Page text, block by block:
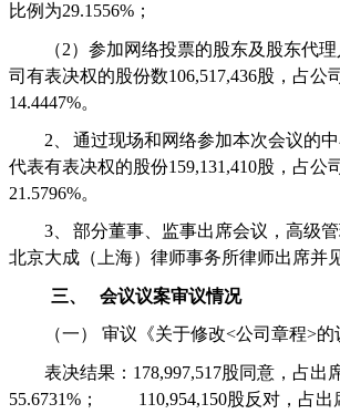
比例为29.1556% ；
（2）参加网络投票的股东及股东代
司有表决权的股份数106,517,436股，占公
14.4447%。
2、 通过现场和网络参加本次会议的
代表有表决权的股份159,131,410股，占公
21.5796%。
3、
部分董事、监事出席会议，高级管
北京大成（上海）律师事务所律师出席并
三、 会议议案审议情况
（一） 审议《关于修改<公司章程>的
表决结果： 178,997,517股同意，占出
55.6731% ； 110,954,150股反对，占出